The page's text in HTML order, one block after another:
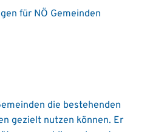
für NÖ Gemeinden
die bestehenden
gezielt nutzen können. Er